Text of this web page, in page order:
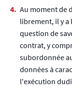
Au moment de
librement, il y a
question de
contrat, y
subordonnée
données à
l'exécution